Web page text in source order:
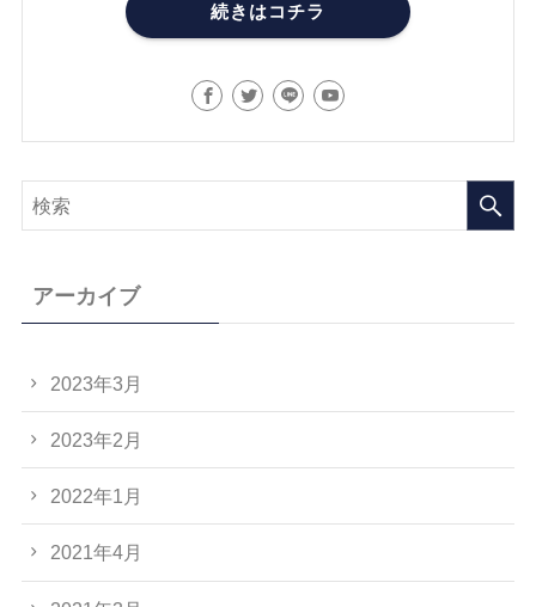
続きはコチラ
アーカイブ
2023年3月
2023年2月
2022年1月
2021年4月